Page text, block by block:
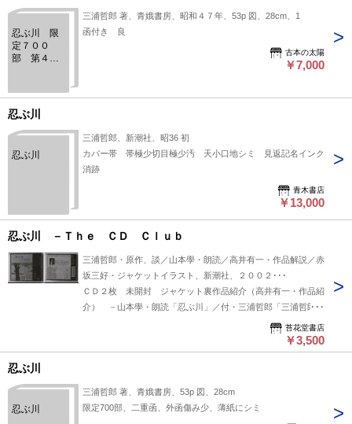
忍ぶ川 限
定７００
部 第４４
新本燦混
三浦哲郎 著、青娥書房、昭和４７年、53p 図、28cm、1
函付き 良
古本の太陽
￥7,000
忍ぶ川
忍ぶ川
三浦哲郎、新潮社、昭36 初
カバー帯 帯極少切目極少汚 天小口地シミ 見返記名インク
消跡
青木書店
￥13,000
忍ぶ川 －Ｔｈｅ ＣＤ Ｃｌｕｂ
三浦哲郎・原作、談／山本學・朗読／高井有一・作品解説／赤
坂三好・ジャケットイラスト、新潮社、２００２･･･
ＣＤ２枚 未開封 ジャケット裏作品紹介（高井有一・作品紹
介） －山本學・朗読「忍ぶ川」／付・三浦哲郎「三浦哲郎自
苔花堂書店
￥3,500
忍ぶ川
忍ぶ川
三浦哲郎 著、青娥書房、53p 図、28cm
限定700部、二重函、外函傷み少、薄紙にシミ